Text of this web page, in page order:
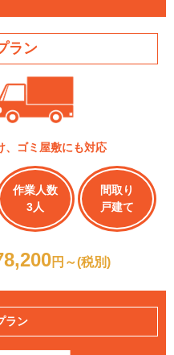
ラン
ラン
、ゴミ屋敷にも対応
作業人数
3人
間取り
戸建て
円～(税別)